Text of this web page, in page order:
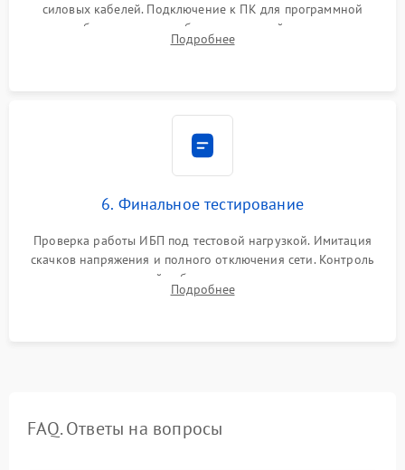
силовых кабелей. Подключение к ПК для программной
калибровки констант батареи, настройки порогов
срабатывания AVR и сброса счетчиков старения АКБ.
Подробнее
6. Финальное тестирование
Проверка работы ИБП под тестовой нагрузкой. Имитация
скачков напряжения и полного отключения сети. Контроль
времени автономной работы, температурного режима и
корректности формы выходного сигнала.
Подробнее
FAQ. Ответы на вопросы